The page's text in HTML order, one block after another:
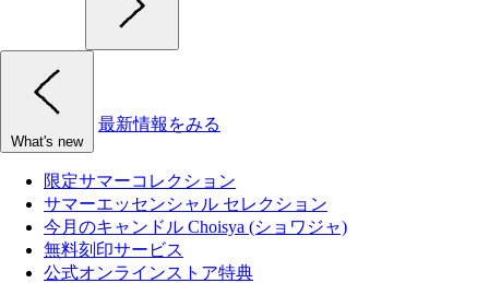
What's new
最新情報をみる
限定サマーコレクション
サマーエッセンシャル セレクション
今月のキャンドル Choisya (ショワジャ)
無料刻印サービス
公式オンラインストア特典